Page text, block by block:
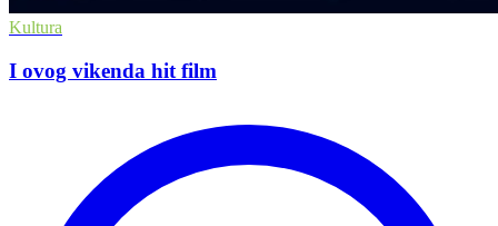
Kultura
I ovog vikenda hit film